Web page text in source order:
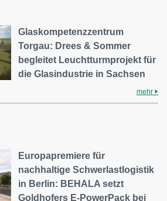
Glaskompetenzzentrum
Torgau: Drees & Sommer
begleitet Leuchtturmprojekt für
die Glasindustrie in Sachsen
mehr
Europapremiere für
nachhaltige Schwerlastlogistik
in Berlin: BEHALA setzt
Goldhofers E-PowerPack bei